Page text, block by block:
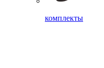
комплекты